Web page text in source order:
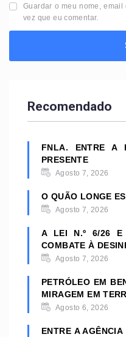
Guardar o meu nome,
vez que eu comentar.
Recomendado
FNLA. ENTRE A
PRESENTE
Agosto 7, 2026
O QUÃO LONGE
Agosto 7, 2026
A LEI N.º 6/26 E
COMBATE À
Agosto 7, 2026
PETRÓLEO EM
MIRAGEM EM
Agosto 6, 2026
ENTRE A